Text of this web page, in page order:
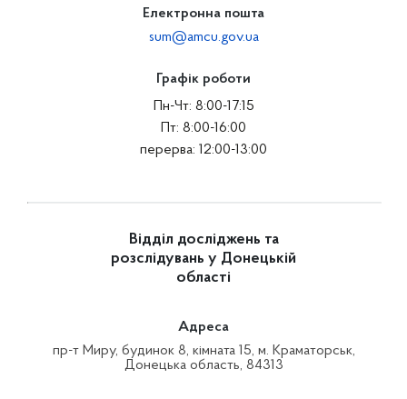
Електронна пошта
sum@amcu.gov.ua
Графік роботи
Пн-Чт: 8:00-17:15
Пт: 8:00-16:00
перерва: 12:00-13:00
Відділ досліджень та
розслідувань у Донецькій
області
Адреса
пр-т Миру, будинок 8, кімната 15, м. Краматорськ,
Донецька область, 84313